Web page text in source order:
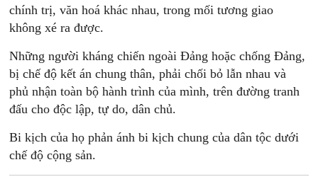
chính trị, văn hoá khác nhau, trong mối tương giao
không xé ra được.
Những người kháng chiến ngoài Đảng hoặc chống Đảng,
bị chế độ kết án chung thân, phải chối bỏ lẫn nhau và
phủ nhận toàn bộ hành trình của mình, trên đường tranh
đấu cho độc lập, tự do, dân chủ.
Bi kịch của họ phản ánh bi kịch chung của dân tộc dưới
chế độ cộng sản.